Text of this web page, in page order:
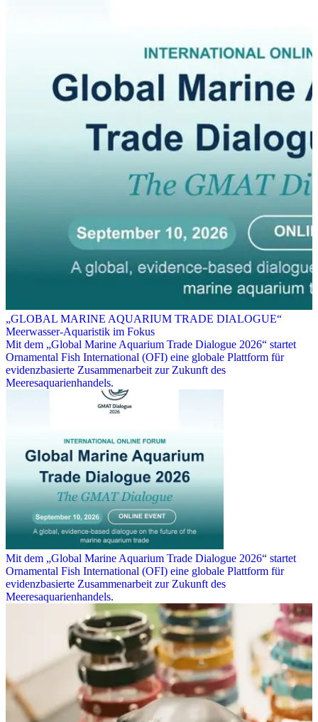
„GLOBAL MARINE AQUARIUM TRADE DIALOGUE“
Meerwasser-Aquaristik im Fokus
Mit dem „Global Marine Aquarium Trade Dialogue 2026“ startet
Ornamental Fish International (OFI) eine globale Plattform für
evidenzbasierte Zusammenarbeit zur Zukunft des
Meeresaquarienhandels.
Mit dem „Global Marine Aquarium Trade Dialogue 2026“ startet
Ornamental Fish International (OFI) eine globale Plattform für
evidenzbasierte Zusammenarbeit zur Zukunft des
Meeresaquarienhandels.